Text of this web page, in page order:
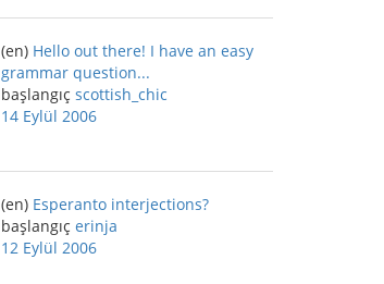
(en) Hello out there! I have an easy
grammar question...
başlangıç scottish_chic
14 Eylül 2006
(en) Esperanto interjections?
başlangıç erinja
12 Eylül 2006